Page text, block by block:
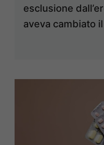
esclusione
aveva cambiato